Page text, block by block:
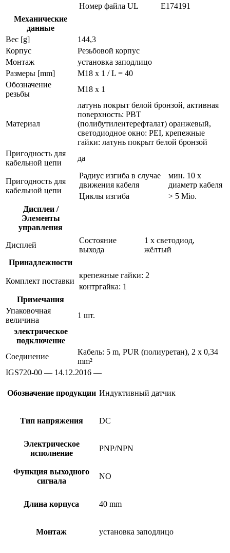
Номер файла UL
E174191
Механические
данные
Вес [g]
144,3
Корпус
Резьбовой корпус
Монтаж
установка заподлицо
Размеры [mm]
M18 x 1 / L = 40
Обозначение
резьбы
M18 x 1
Материал
латунь покрыт белой бронзой, активная
поверхность: PBT
(полибутилентерефталат) оранжевый,
светодиодное окно: PEI, крепежные
гайки: латунь покрыт белой бронзой
Пригодность для
кабельной цепи
да
Пригодность для
кабельной цепи
Радиус изгиба в случае
движения кабеля
мин. 10 x
диаметр кабеля
Циклы изгиба
> 5 Mio.
Дисплеи /
Элементы
управления
Дисплей
Состояние
выхода
1 x светодиод,
жёлтый
Принадлежности
Комплект поставки
крепежные гайки: 2
контргайка: 1
Примечания
Упаковочная
величина
1 шт.
электрическое
подключение
Соединение
Кабель: 5 m, PUR (полиуретан), 2 x 0,34
mm²
IGS720-00 — 14.12.2016 —
Обозначение продукции Индуктивный датчик
Тип напряжения DC
Электрическое
исполнение
PNP/NPN
Функция выходного
сигнала
NO
Длина корпуса 40 mm
Монтаж установка заподлицо